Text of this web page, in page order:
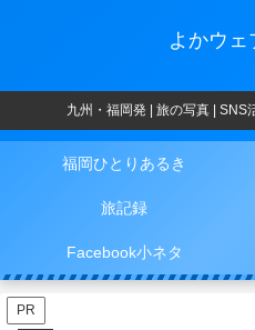
よかウェ
九州・福岡発 | 旅の写真 | SNS
福岡ひとりあるき
旅記録
Facebook小ネタ
PR